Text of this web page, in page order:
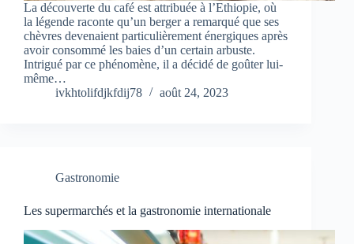
La découverte du café est attribuée à l’Ethiopie, où
la légende raconte qu’un berger a remarqué que ses
chèvres devenaient particulièrement énergiques après
avoir consommé les baies d’un certain arbuste.
Intrigué par ce phénomène, il a décidé de goûter lui-
même…
ivkhtolifdjkfdij78
août 24, 2023
Gastronomie
Les supermarchés et la gastronomie internationale